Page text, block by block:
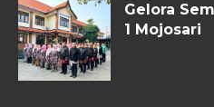
Gelora
1 Mojosari